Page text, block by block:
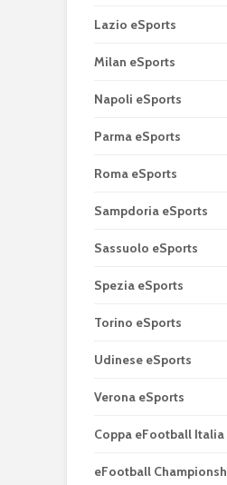
Lazio eSports
Milan eSports
Napoli eSports
Parma eSports
Roma eSports
Sampdoria eSports
Sassuolo eSports
Spezia eSports
Torino eSports
Udinese eSports
Verona eSports
Coppa eFootball Italia
eFootball